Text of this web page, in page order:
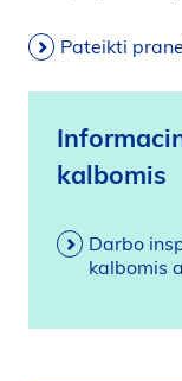
Pateikti
kalbomis
Darbo
kalbomis